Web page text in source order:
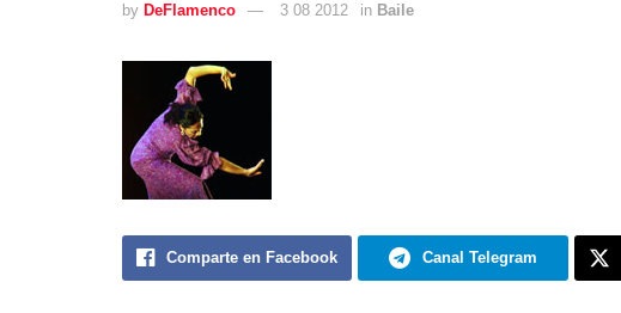
by DeFlamenco 3 08 2012 in Baile
Comparte en Facebook Canal Telegram